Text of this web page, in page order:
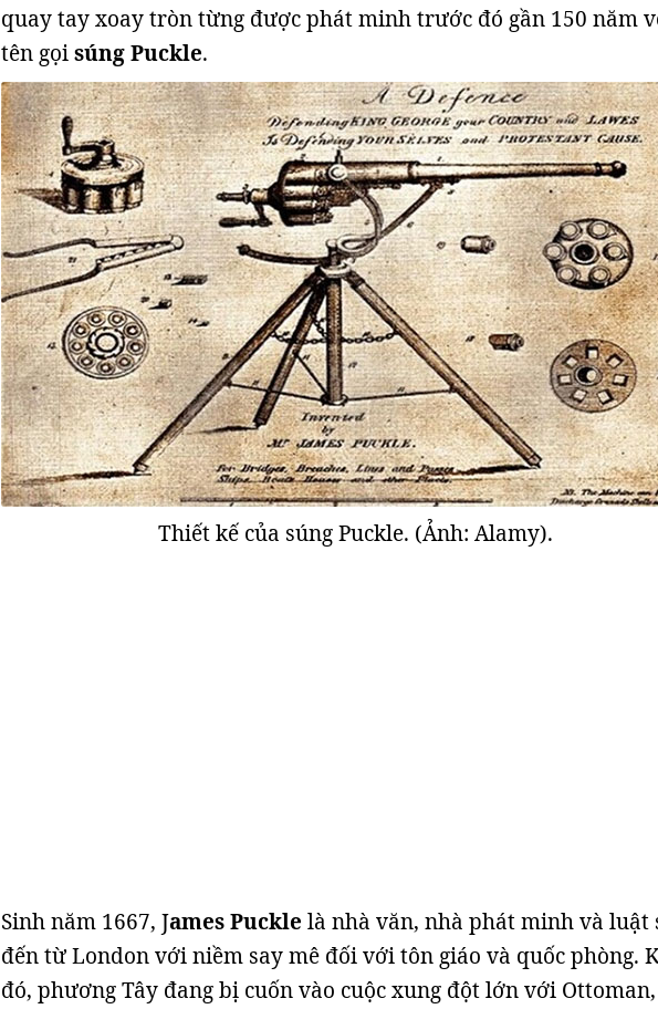
quay tay xoay tròn từng được phát minh trước đó gần 150 năm
tên gọisúng Puckle.
Thiết kế của súng Puckle. (Ảnh: Alamy).
Sinh năm 1667, James Puckle là nhà văn, nhà phát minh và luật
đến từ London với niềm say mê đối với tôn giáo và quốc phòng.
đó, phương Tây đang bị cuốn vào cuộc xung đột lớn với